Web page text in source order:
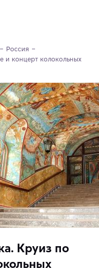
Россия
и концерт колокольных
Круиз по